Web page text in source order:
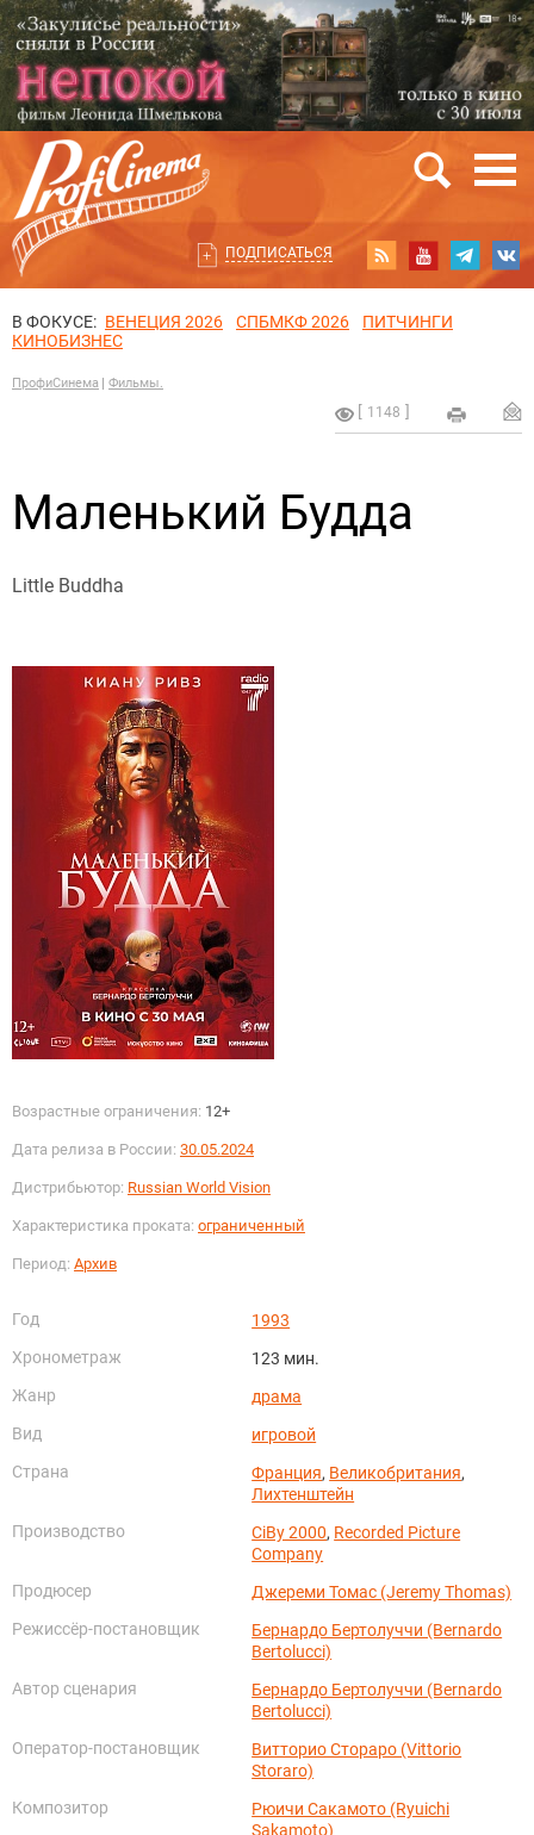
ПОДПИСАТЬСЯ
В ФОКУСЕ: ВЕНЕЦИЯ 2026 СПБМКФ 2026
ПИТЧИНГИ
КИНОБИЗНЕС
ПрофиСинема Фильмы.
1148
Маленький Будда
Little Buddha
Возрастные ограничения: 12+
Дата релиза в России: 30.05.2024
Дистрибьютор: Russian World Vision
Характеристика проката: ограниченный
Период: Архив
Год
1993
Хронометраж
123 мин.
Жанр
драма
Вид
игровой
Страна
Франция, Великобритания,
Лихтенштейн
Производство
CiBy 2000, Recorded Picture
Company
Продюсер
Джереми Томас (Jeremy Thomas)
Режиссёр-постановщик
Бернардо Бертолуччи (Bernardo
Bertolucci)
Автор сценария
Бернардо Бертолуччи (Bernardo
Bertolucci)
Оператор-постановщик
Витторио Стораро (Vittorio
Storaro)
Композитор
Рюичи Сакамото (Ryuichi
Sakamoto)